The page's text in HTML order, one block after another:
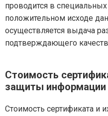
проводится в
положительном исходе
осуществляется выдача
подтверждающего
Стоимость
защиты информации
Стоимость сертификата и